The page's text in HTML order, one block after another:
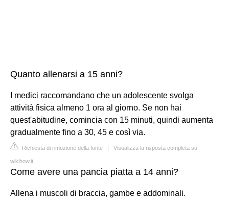
Quanto allenarsi a 15 anni?
I medici raccomandano che un adolescente svolga
attività fisica almeno 1 ora al giorno. Se non hai
quest'abitudine, comincia con 15 minuti, quindi aumenta
gradualmente fino a 30, 45 e così via.
Richiesta di rimozione della fonte | Visualizza la risposta completa su
wikihow.it
Come avere una pancia piatta a 14 anni?
Allena i muscoli di braccia, gambe e addominali.